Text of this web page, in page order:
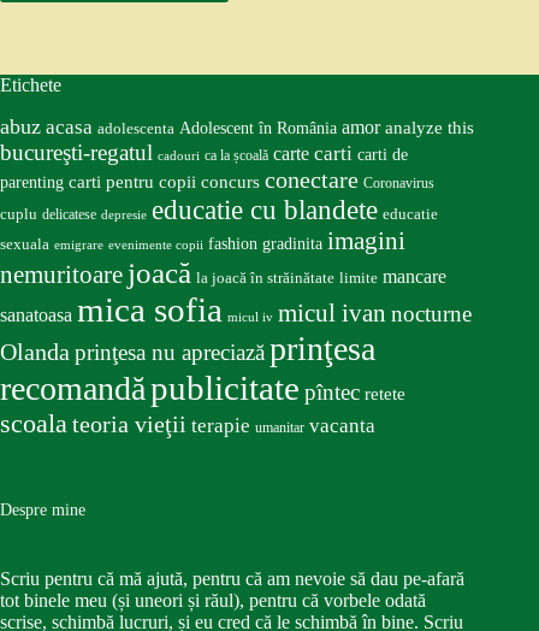
Etichete
abuz acasa adolescenta Adolescent în România amor analyze this
bucureşti-regatul cadouri ca la școală carte carti carti de
parenting carti pentru copii concurs conectare Coronavirus
cuplu delicatese depresie educatie cu blandete educatie
sexuala emigrare evenimente copii fashion gradinita imagini
nemuritoare joacă la joacă în străinătate limite mancare
sanatoasa mica sofia micul iv micul ivan nocturne
Olandaprinţesa nu apreciazăprinţesa
recomandăpublicitate pîntec retete
scoalateoria vieţii terapie umanitar vacanta
Despre mine
Scriu pentru că mă ajută, pentru că am nevoie să dau pe-afară
tot binele meu (și uneori și răul), pentru că vorbele odată
scrise, schimbă lucruri, și eu cred că le schimbă în bine. Scriu